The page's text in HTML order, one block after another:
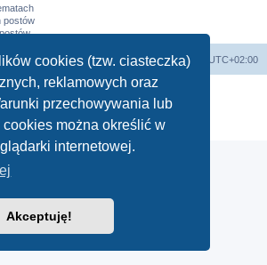
cookies (tzw. ciasteczka)
reklamowych oraz
przechowywania lub
można określić w
internetowej.
Akceptuję!
postów
Strefa czasowa UTC+02:00
phpBB
® Forum Software © phpBB Limited
pakiet językowy dostarczaphpBB.pl
ochrony danych osobowych|Regulamin